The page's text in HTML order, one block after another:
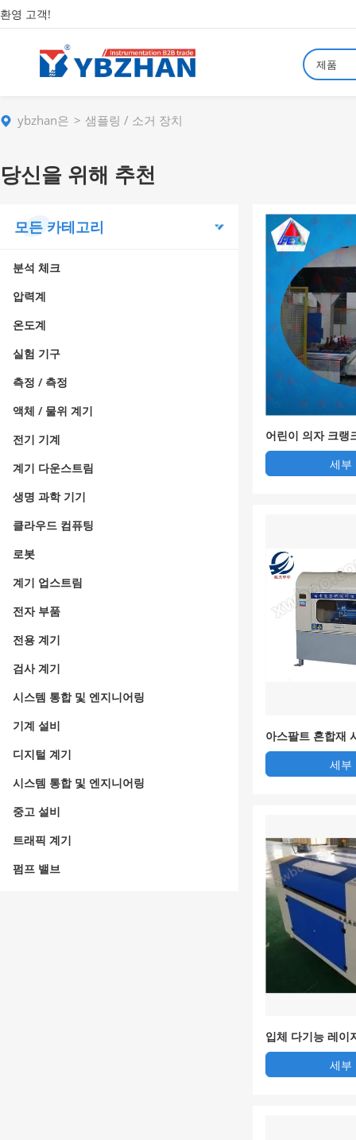
환영 고객!
제품
ybzhan은 샘플링 / 소거 장치
당신을 위해 추천
모든 카테고리
분석 체크
압력계
온도계
실험 기구
측정 / 측정
액체 / 물위 계기
전기 기계
계기 다운스트림
생명 과학 기기
클라우드 컴퓨팅
로봇
계기 업스트림
전자 부품
전용 계기
검사 계기
시스템 통합 및 엔지니어링
기계 설비
디지털 계기
시스템 통합 및 엔지니어링
중고 설비
트래픽 계기
펌프 밸브
어린이 의자 크랭
기
세부
아스팔트 혼합재
세부
입체 다기능 레이
세부